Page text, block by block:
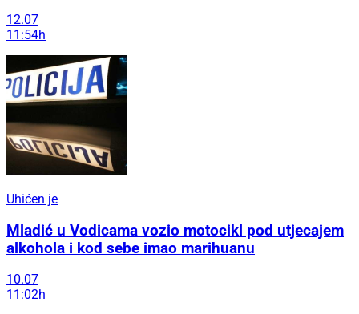
12.07
11:54h
Uhićen je
Mladić u Vodicama vozio motocikl pod utjecajem
alkohola i kod sebe imao marihuanu
10.07
11:02h